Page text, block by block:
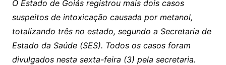
O Estado de Goiás registrou mais dois casos
suspeitos de intoxicação causada por metanol,
totalizando três no estado, segundo a Secretaria de
Estado da Saúde (SES). Todos os casos foram
divulgados nesta sexta-feira (3) pela secretaria.